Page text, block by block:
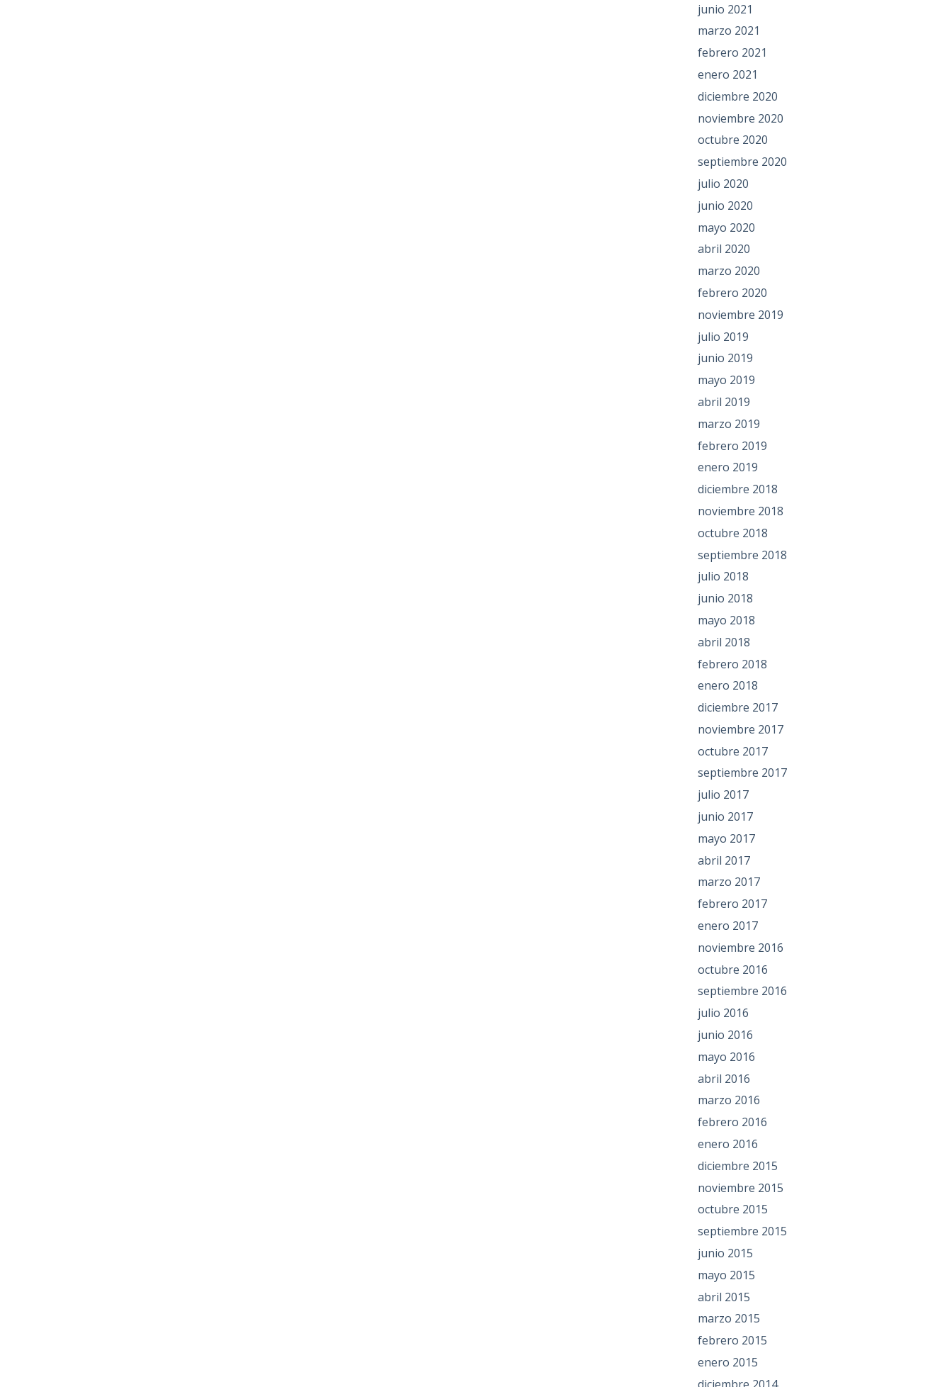
junio 2021
marzo 2021
febrero 2021
enero 2021
diciembre 2020
noviembre 2020
octubre 2020
septiembre 2020
julio 2020
junio 2020
mayo 2020
abril 2020
marzo 2020
febrero 2020
noviembre 2019
julio 2019
junio 2019
mayo 2019
abril 2019
marzo 2019
febrero 2019
enero 2019
diciembre 2018
noviembre 2018
octubre 2018
septiembre 2018
julio 2018
junio 2018
mayo 2018
abril 2018
febrero 2018
enero 2018
diciembre 2017
noviembre 2017
octubre 2017
septiembre 2017
julio 2017
junio 2017
mayo 2017
abril 2017
marzo 2017
febrero 2017
enero 2017
noviembre 2016
octubre 2016
septiembre 2016
julio 2016
junio 2016
mayo 2016
abril 2016
marzo 2016
febrero 2016
enero 2016
diciembre 2015
noviembre 2015
octubre 2015
septiembre 2015
junio 2015
mayo 2015
abril 2015
marzo 2015
febrero 2015
enero 2015